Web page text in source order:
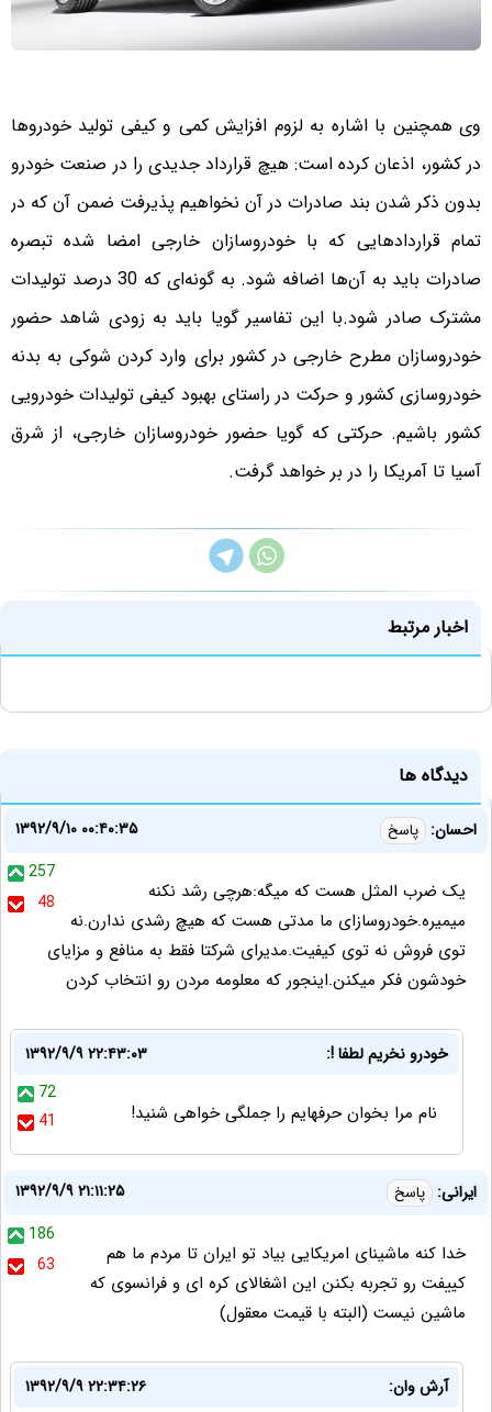
وی همچنین با اشاره به لزوم افزایش کمی و کیفی تولید خودروها
در کشور، اذعان کرده است: هیچ قرارداد جدیدی را در صنعت خودرو
بدون ذکر شدن بند صادرات در آن نخواهیم پذیرفت ضمن آن که در
تمام قراردادهایی که با خودروسازان خارجی امضا شده تبصره
صادرات باید به آن‌ها اضافه شود. به گونه‌ای که 30 درصد تولیدات
مشترک صادر شود.با این تفاسیر گویا باید به زودی شاهد حضور
خودروسازان مطرح خارجی در کشور برای وارد کردن شوکی به بدنه
خودروسازی کشور و حرکت در راستای بهبود کیفی تولیدات خودرویی
کشور باشیم. حرکتی که گویا حضور خودروسازان خارجی، از شرق
آسیا تا آمریکا را در بر خواهد گرفت.
اخبار مرتبط
دیدگاه ها
احسان: پاسخ
۱۳۹۲/۹/۱۰ ۰۰:۴۰:۳۵
257
48
یک ضرب المثل هست که میگه:هرچی رشد نکنه
میمیره.خودروسازای ما مدتی هست که هیچ رشدی ندارن.نه
توی فروش نه توی کیفیت.مدیرای شرکتا فقط به منافع و مزایای
خودشون فکر میکنن.اینجور که معلومه مردن رو انتخاب کردن
خودرو نخریم لطفا !:
۱۳۹۲/۹/۹ ۲۲:۴۳:۰۳
72
41
نام مرا بخوان حرفهایم را جملگی خواهی شنید!
ایرانی: پاسخ
۱۳۹۲/۹/۹ ۲۱:۱۱:۲۵
186
63
خدا کنه ماشینای امریکایی بیاد تو ایران تا مردم ما هم
کییفت رو تجربه بکنن این اشغالای کره ای و فرانسوی که
ماشین نیست (البته با قیمت معقول)
آرش وان:
۱۳۹۲/۹/۹ ۲۲:۳۴:۲۶